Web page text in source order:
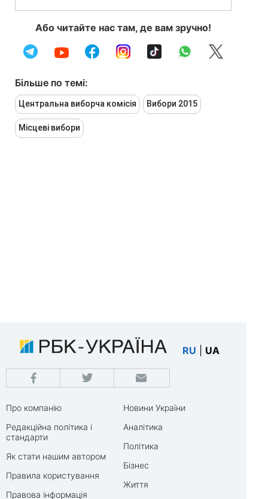
Або читайте нас там, де вам зручно!
Більше по темі:
Центральна виборча комісія Вибори 2015
Місцеві вибори
RU UA
Про компанію
Редакційна політика і
стандарти
Як стати нашим автором
Правила користування
Правова інформація
Новини України
Аналітика
Політика
Бізнес
Життя